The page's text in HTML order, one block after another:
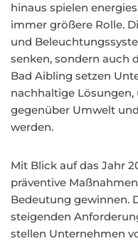
hinaus spielen
immer größere Rolle.
und
senken, sondern auch
Bad Aibling setzen
nachhaltige
gegenüber Umwelt
werden.
Mit Blick auf das Jahr
präventive
Bedeutung gewinnen.
steigenden
stellen Unternehmen